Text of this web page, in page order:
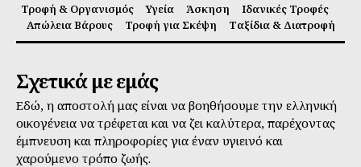
Τροφή & Οργανισμός Υγεία Άσκηση
Ιδανικές Τροφές
Απώλεια Βάρους
Τροφή για Σκέψη Ταξίδια & Διατροφή
Σχετικά με εμάς
Εδώ, η αποστολή μας είναι να βοηθήσουμε την ελληνική
οικογένεια να τρέφεται και να ζει καλύτερα, παρέχοντας
έμπνευση και πληροφορίες για έναν υγιεινό και
χαρούμενο τρόπο ζωής.